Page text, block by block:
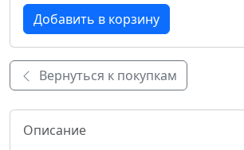
Вернуться к покупкам
Описание